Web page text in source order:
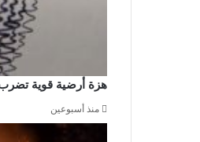
هزة أرضية قوية
منذ أسبوعين